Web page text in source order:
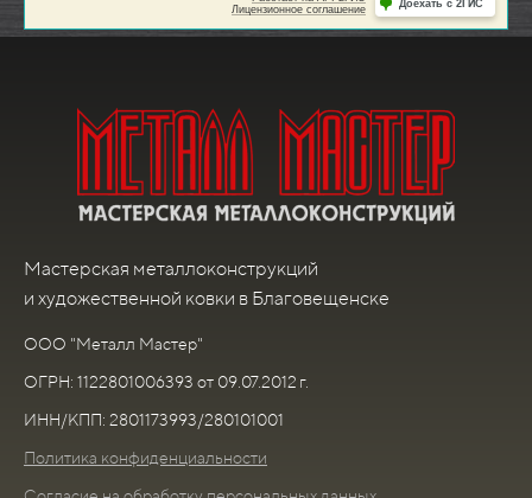
Мастерская металлоконструкций
и художественной ковки в Благовещенске
ООО "Металл Мастер"
ОГРН: 1122801006393 от 09.07.2012 г.
ИНН/КПП: 2801173993/280101001
Политика конфиденциальности